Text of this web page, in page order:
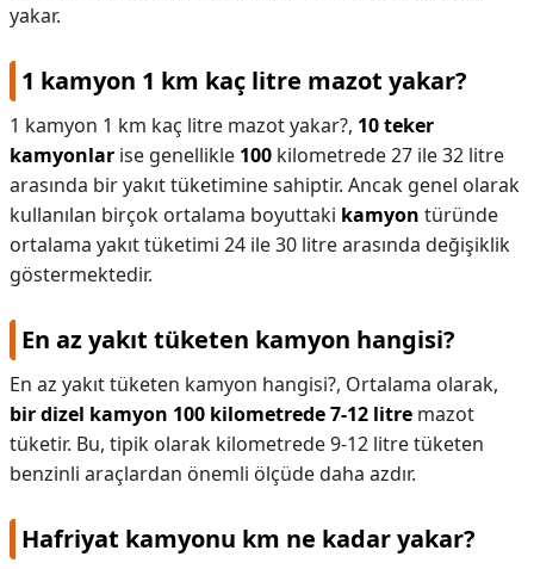
yakar.
1 kamyon 1 km kaç litre mazot yakar?
1 kamyon 1 km kaç litre mazot yakar?, 10 teker
kamyonlar ise genellikle 100 kilometrede 27 ile 32 litre
arasında bir yakıt tüketimine sahiptir. Ancak genel olarak
kullanılan birçok ortalama boyuttaki kamyon türünde
ortalama yakıt tüketimi 24 ile 30 litre arasında değişiklik
göstermektedir.
En az yakıt tüketen kamyon hangisi?
En az yakıt tüketen kamyon hangisi?, Ortalama olarak,
bir dizel kamyon 100 kilometrede 7-12 litre mazot
tüketir. Bu, tipik olarak kilometrede 9-12 litre tüketen
benzinli araçlardan önemli ölçüde daha azdır.
Hafriyat kamyonu km ne kadar yakar?